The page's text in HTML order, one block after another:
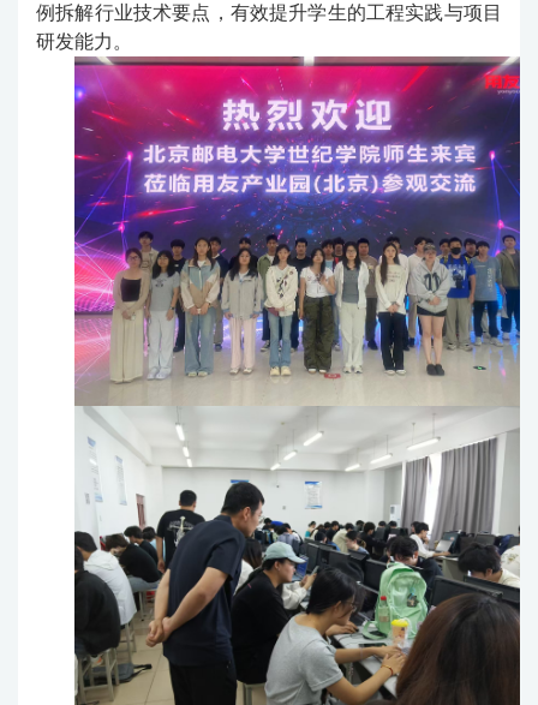
例拆解行业技术要点，有效提升学生的工程实践与项目
研发能力。